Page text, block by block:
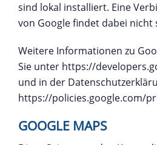
sind lokal installiert. Eine
von Google findet dabei nicht
Weitere Informationen zu
Sie unter https://
und in der
https://policies.google.com/
GOOGLE MAPS